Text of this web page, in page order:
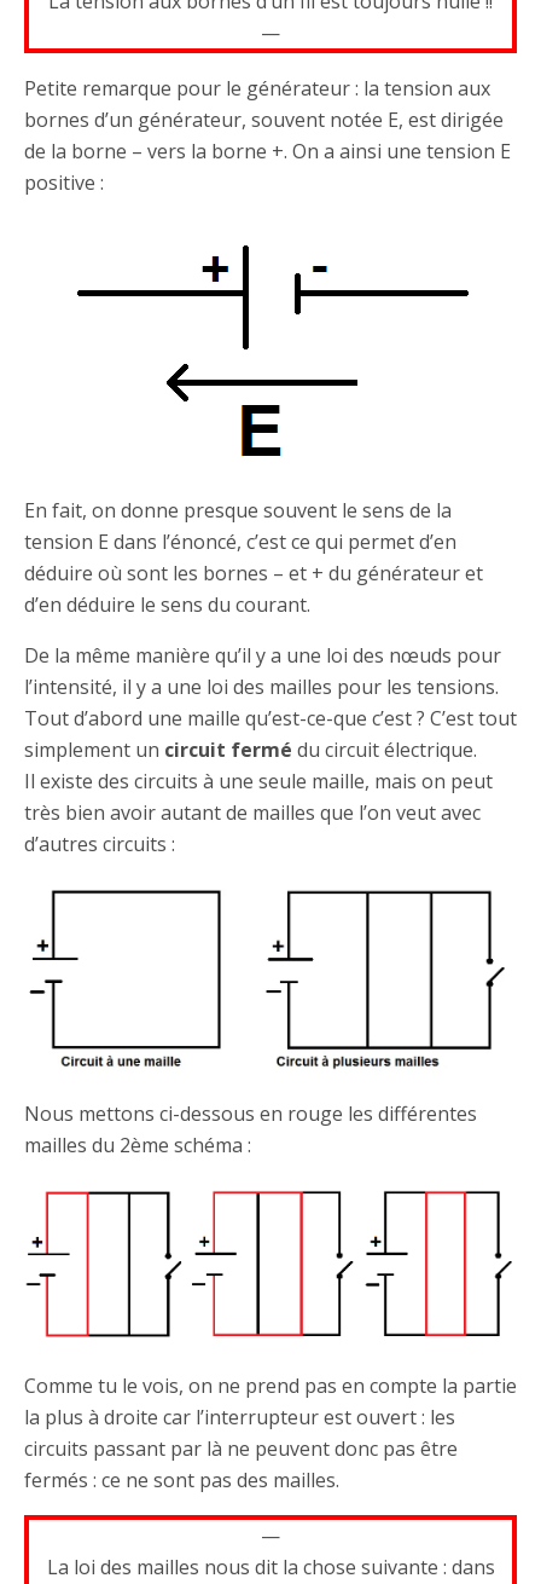
—
Petite remarque pour le générateur : la tension aux
bornes d’un générateur, souvent notée E, est dirigée
de la borne – vers la borne +. On a ainsi une tension E
positive :
En fait, on donne presque souvent le sens de la
tension E dans l’énoncé, c’est ce qui permet d’en
déduire où sont les bornes – et + du générateur et
d’en déduire le sens du courant.
De la même manière qu’il y a une loi des nœuds pour
l’intensité, il y a une loi des mailles pour les tensions.
Tout d’abord une maille qu’est-ce-que c’est ? C’est tout
simplement un circuit fermé du circuit électrique.
Il existe des circuits à une seule maille, mais on peut
très bien avoir autant de mailles que l’on veut avec
d’autres circuits :
Nous mettons ci-dessous en rouge les différentes
mailles du 2ème schéma :
Comme tu le vois, on ne prend pas en compte la partie
la plus à droite car l’interrupteur est ouvert : les
circuits passant par là ne peuvent donc pas être
fermés : ce ne sont pas des mailles.
—
La loi des mailles nous dit la chose suivante : dans